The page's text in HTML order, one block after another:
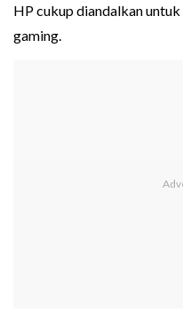
HP cukup diandalkan
gaming.